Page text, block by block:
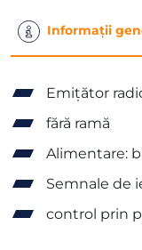
Informații
Emițător
fără ramă
Alimentare:
Semnale de
control prin